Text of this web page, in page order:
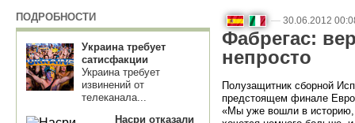
ПОДРОБНОСТИ
Украина требует
сатисфакции
Украина требует
извинений от
телеканала...
Насри отказали
— 30.06.2012
Фабрегас:
непросто
Полузащитник сборной
предстоящем финале
«Мы уже вошли в